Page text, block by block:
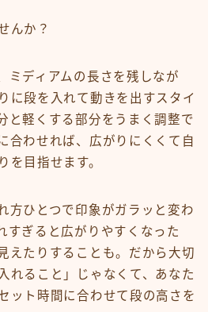
ー
んか？
ミディアムの長さを残しなが
に段を入れて動きを出すスタイ
と軽くする部分をうまく調整で
合わせれば、広がりにくくて自
を目指せます。
方ひとつで印象がガラッと変わ
すぎると広がりやすくなった
えたりすることも。だから大切
れること」じゃなくて、あなた
ット時間に合わせて段の高さを